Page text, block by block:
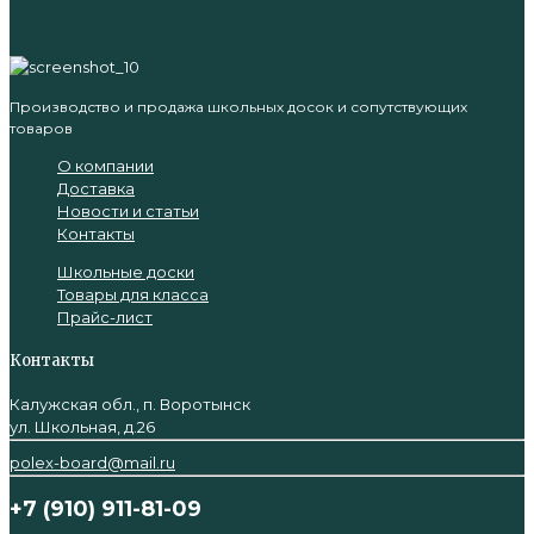
Производство и продажа школьных досок и сопутствующих
товаров
О компании
Доставка
Новости и статьи
Контакты
Школьные доски
Товары для класса
Прайс-лист
Контакты
Калужская обл., п. Воротынск
ул. Школьная, д.26
polex-board@mail.ru
+7 (910) 911-81-09